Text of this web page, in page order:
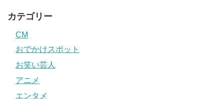
カテゴリー
CM
おでかけスポット
お笑い芸人
アニメ
エンタメ